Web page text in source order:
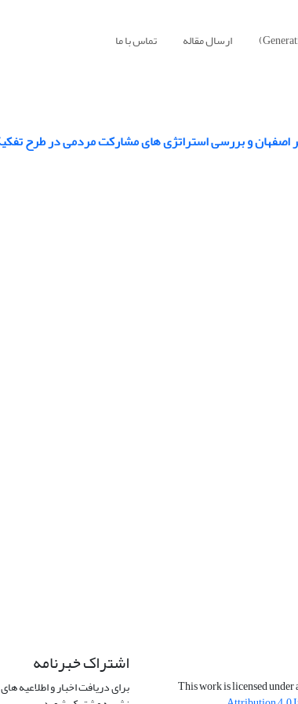
ارسال مقاله تماس با ما
اصفهان و بررسی استراتژی های مشارکت مردمی در طرح
This work is licensed under
اشتراک خبرنامه
برای دریافت اخبار و اطلاعیه